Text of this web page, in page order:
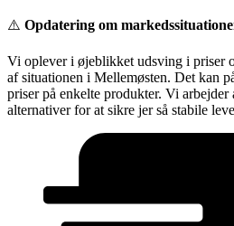
Videre
indhold
⚠️ Opdatering om
Vi oplever i øjeblikket udsving i priser
af situationen i Mellemøsten. Det kan
priser på enkelte produkter. Vi
alternativer for at sikre jer så stabile